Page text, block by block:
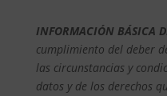
INFORMACIÓN BÁSICA
cumplimiento del deber
las circunstancias y
datos y de los derechos